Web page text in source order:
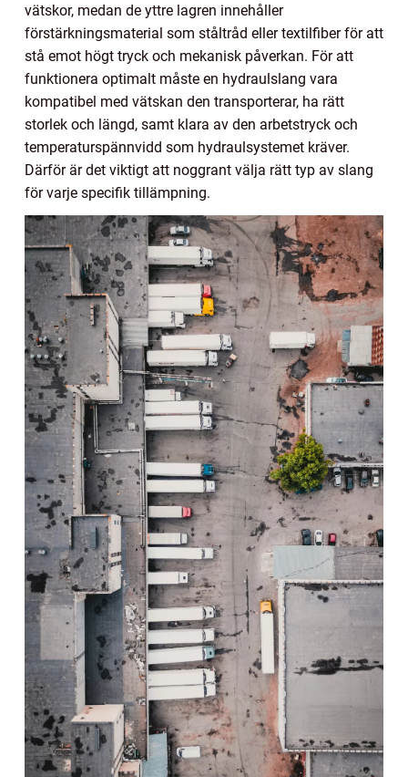
vätskor, medan de yttre lagren innehåller
förstärkningsmaterial som ståltråd eller textilfiber för att
stå emot högt tryck och mekanisk påverkan. För att
funktionera optimalt måste en hydraulslang vara
kompatibel med vätskan den transporterar, ha rätt
storlek och längd, samt klara av den arbetstryck och
temperaturspännvidd som hydraulsystemet kräver.
Därför är det viktigt att noggrant välja rätt typ av slang
för varje specifik tillämpning.